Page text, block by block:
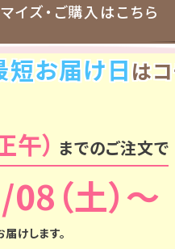
イズ・ ご購入はこちら
短お届け日は
までのご注文で
（土）
届けします。